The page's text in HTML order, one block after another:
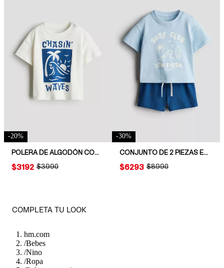
-20%
POLERA DE ALGODÓN CON ESTAMPADO
ORIGINAL PRICE:
$3990
PRICE:
$3192
-30%
CONJUNTO DE 2 PIEZAS EN ALGODÓN
ORIGINAL PRICE:
$8990
PRICE:
$6293
COMPLETA TU LOOK
hm.com
/Bebes
/Nino
/Ropa